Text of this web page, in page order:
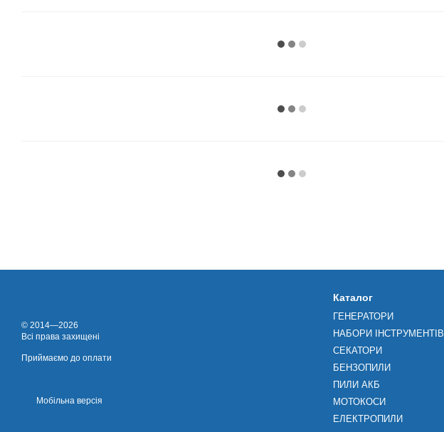
© 2014—2026
Всі права захищені
Приймаємо до оплати
Мобільна версія
Каталог
ГЕНЕРАТОРИ
НАБОРИ ІНСТРУМЕНТІВ
СЕКАТОРИ
БЕНЗОПИЛИ
ПИЛИ АКБ
МОТОКОСИ
ЕЛЕКТРОПИЛИ